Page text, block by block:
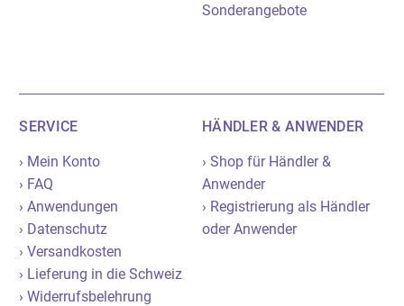
Sonderangebote
SERVICE
› Mein Konto
› FAQ
› Anwendungen
› Datenschutz
› Versandkosten
› Lieferung in die Schweiz
› Widerrufsbelehrung
HÄNDLER & ANWENDER
› Shop für Händler &
Anwender
› Registrierung als Händler
oder Anwender